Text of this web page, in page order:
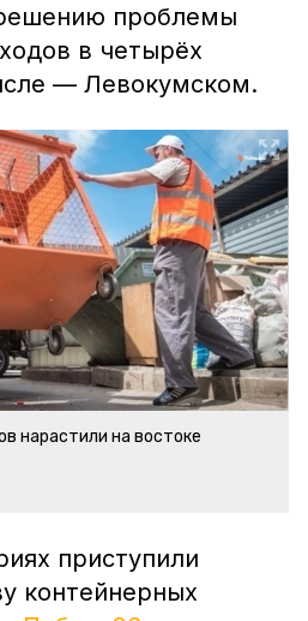
проблемы
в четырёх
— Левокумском.
нарастили на востоке
приступили
контейнерных